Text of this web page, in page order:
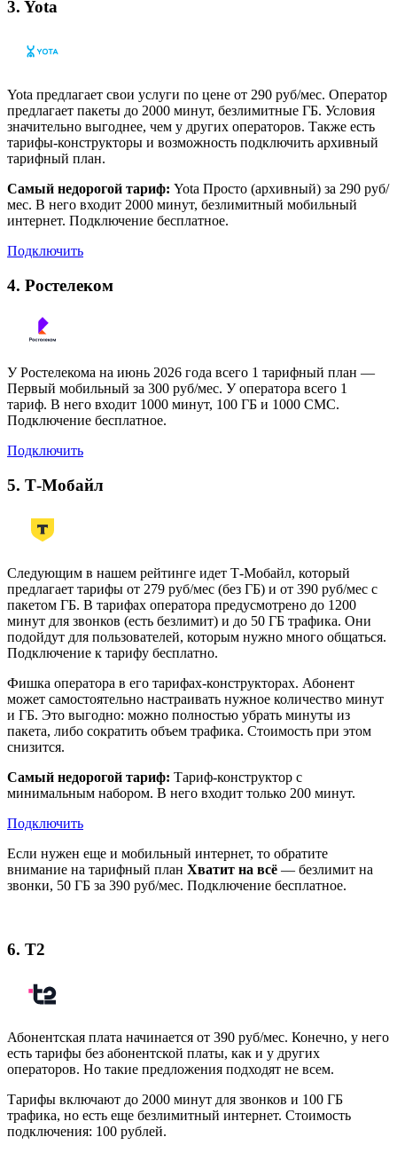
3. Yota
Yota предлагает свои услуги по цене от 290 руб/мес. Оператор
предлагает пакеты до 2000 минут, безлимитные ГБ. Условия
значительно выгоднее, чем у других операторов. Также есть
тарифы-конструкторы и возможность подключить архивный
тарифный план.
Самый недорогой тариф: Yota Просто (архивный) за 290 руб/
мес. В него входит 2000 минут, безлимитный мобильный
интернет. Подключение бесплатное.
Подключить
4. Ростелеком
У Ростелекома на июнь 2026 года всего 1 тарифный план —
Первый мобильный за 300 руб/мес. У оператора всего 1
тариф. В него входит 1000 минут, 100 ГБ и 1000 СМС.
Подключение бесплатное.
Подключить
5. Т-Мобайл
Следующим в нашем рейтинге идет Т-Мобайл, который
предлагает тарифы от 279 руб/мес (без ГБ) и от 390 руб/мес с
пакетом ГБ. В тарифах оператора предусмотрено до 1200
минут для звонков (есть безлимит) и до 50 ГБ трафика. Они
подойдут для пользователей, которым нужно много общаться.
Подключение к тарифу бесплатно.
Фишка оператора в его тарифах-конструкторах. Абонент
может самостоятельно настраивать нужное количество минут
и ГБ. Это выгодно: можно полностью убрать минуты из
пакета, либо сократить объем трафика. Стоимость при этом
снизится.
Самый недорогой тариф: Тариф-конструктор с
минимальным набором. В него входит только 200 минут.
Подключить
Если нужен еще и мобильный интернет, то обратите
внимание на тарифный план Хватит на всё — безлимит на
звонки, 50 ГБ за 390 руб/мес. Подключение бесплатное.
6. Т2
Абонентская плата начинается от 390 руб/мес. Конечно, у него
есть тарифы без абонентской платы, как и у других
операторов. Но такие предложения подходят не всем.
Тарифы включают до 2000 минут для звонков и 100 ГБ
трафика, но есть еще безлимитный интернет. Стоимость
подключения: 100 рублей.